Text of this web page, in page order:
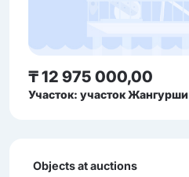
₸ 12 975 000,00
Участок: участок Жангурши
Objects at auctions